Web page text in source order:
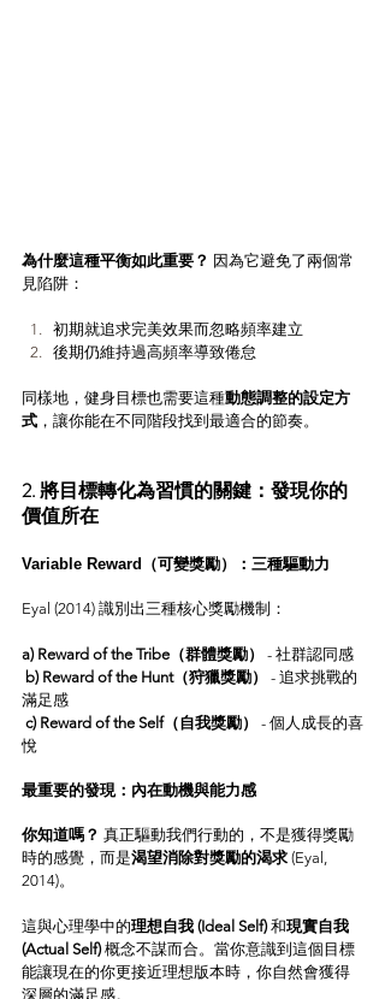
為什麼這種平衡如此重要？ 因為它避免了兩個常
見陷阱：
初期就追求完美效果而忽略頻率建立
後期仍維持過高頻率導致倦怠
同樣地，健身目標也需要這種動態調整的設定方
式 ，讓你能在不同階段找到最適合的節奏。
2. 將目標轉化為習慣的關鍵：發現你的
價值所在
Variable Reward（可變獎勵）：三種驅動力
Eyal (2014) 識別出三種核心獎勵機制：
a) Reward of the Tribe（群體獎勵）
- 社群認同感
b) Reward of the Hunt（狩獵獎勵）
- 追求挑戰的
滿足感
c) Reward of the Self（自我獎勵）
- 個人成長的喜
悅
最重要的發現：內在動機與能力感
你知道嗎？ 真正驅動我們行動的，不是獲得獎勵
時的感覺，而是渴望消除對獎勵的渴求 (Eyal,
2014)。
這與心理學中的理想自我 (Ideal Self) 和現實自我
(Actual Self) 概念不謀而合。當你意識到這個目標
能讓現在的你更接近理想版本時，你自然會獲得
深層的滿足感。